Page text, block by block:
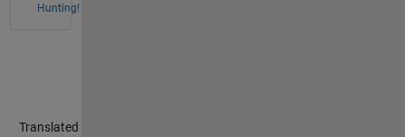
Hunting!
Translated